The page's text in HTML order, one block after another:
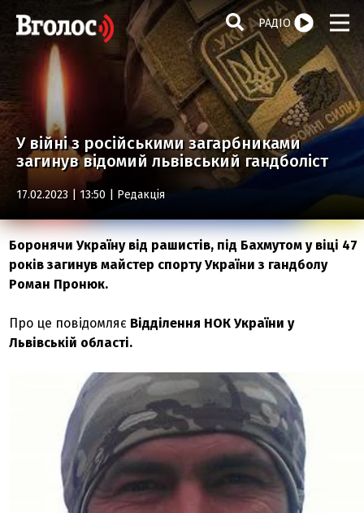
РАДІО
У війні з російськими загарбниками
загинув відомий львівський гандболіст
17.02.2023 | 13:50 | Редакція
Боронячи Україну від рашистів, під Бахмутом у віці 47
років загинув майстер спорту України з гандболу
Роман Пронюк.
Про це повідомляє Відділення НОК України у
Львівській області.